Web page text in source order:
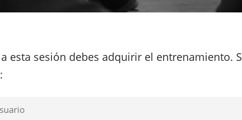
esta sesión debes adquirir el entrenamiento.